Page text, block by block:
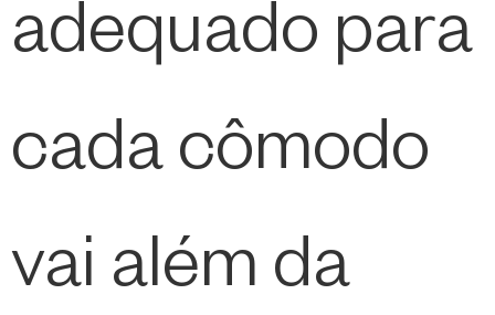
adequado para
cada cômodo
vai além da